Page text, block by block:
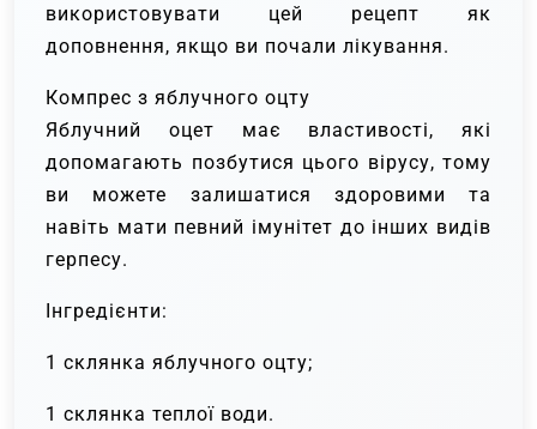
використовувати цей рецепт як
доповнення, якщо ви почали лікування.
Компрес з яблучного оцту
Яблучний оцет має властивості, які
допомагають позбутися цього вірусу, тому
ви можете залишатися здоровими та
навіть мати певний імунітет до інших видів
герпесу.
Інгредієнти:
1 склянка яблучного оцту;
1 склянка теплої води.